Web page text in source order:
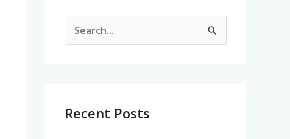
c
Recent Posts